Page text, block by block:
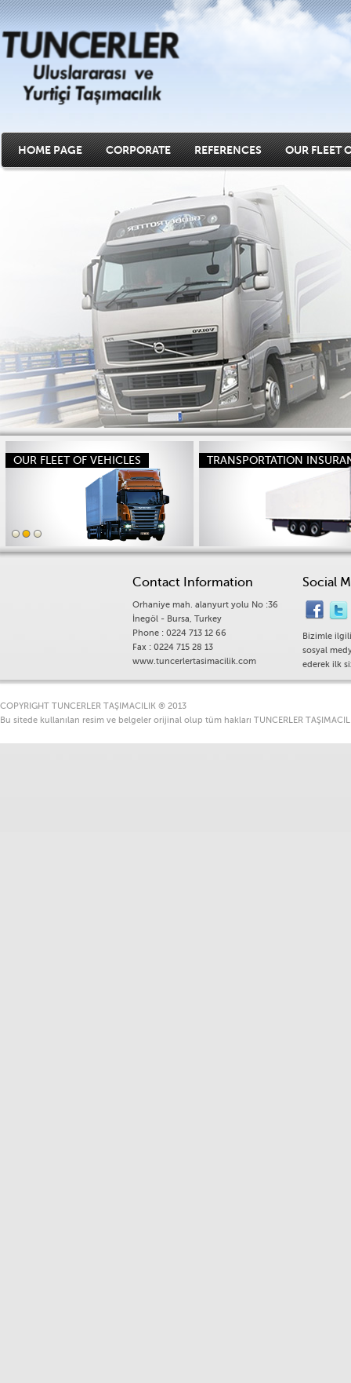
HOME PAGE CORPORATE REFERENCES OUR FLEET
OUR FLEET OF VEHICLES TRANSPORTATION
Contact Information
Orhaniye mah. alanyurt yolu No :36
İnegöl - Bursa, Turkey
Phone : 0224 713 12 66
Fax : 0224 715 28 13
www.tuncerlertasimacilik.com
Social
Bizimle
sosyal
ederek ilk
COPYRIGHT TUNCERLER TAŞIMACILIK ® 2013
Bu sitede kullanılan resim ve belgeler orijinal olup tüm hakları TUNCERLER